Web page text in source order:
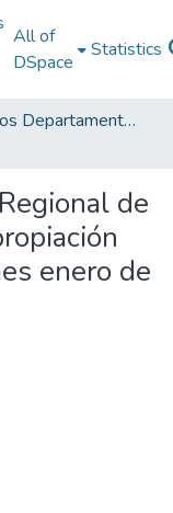
All of
DSpace
Statistics
Documentos Departamentales
de
enero de